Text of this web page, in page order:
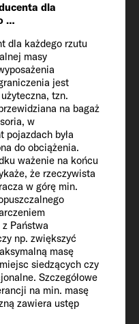
dla
…
dla każdego rzutu
masy
jest
tzn.
na bagaż
w
pojazdach była
do obciążenia.
ważenie na końcu
że rzeczywista
w górę min.
Państwa
np. zwiększyć
masę
siedzących czy
Szczegółowe
na min. masę
zawiera ustęp
alkowie